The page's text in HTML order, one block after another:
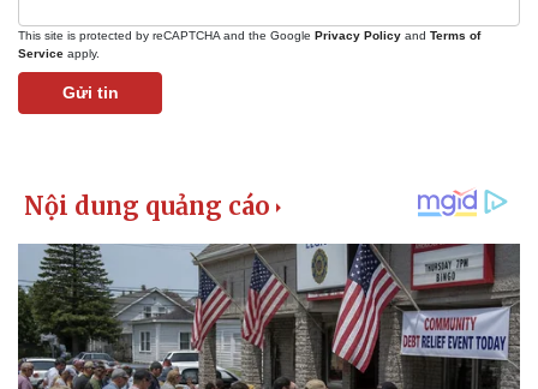
This site is protected by reCAPTCHA and the Google Privacy Policy and Terms of
Service apply.
Gửi tin